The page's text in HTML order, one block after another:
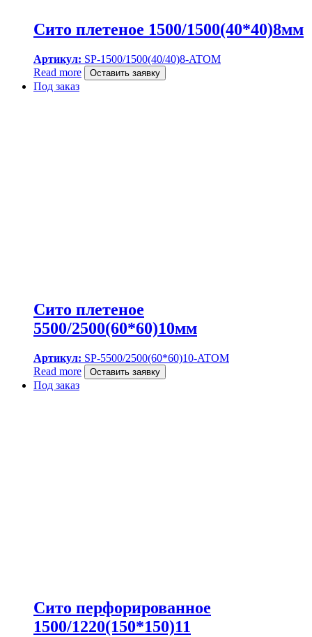
Сито плетеное 1500/1500(40*40)8мм
Артикул: SP-1500/1500(40/40)8-ATOM
Read more
Оставить заявку
Под заказ
Сито плетеное
5500/2500(60*60)10мм
Артикул: SP-5500/2500(60*60)10-ATOM
Read more
Оставить заявку
Под заказ
Сито перфорированное
1500/1220(150*150)11